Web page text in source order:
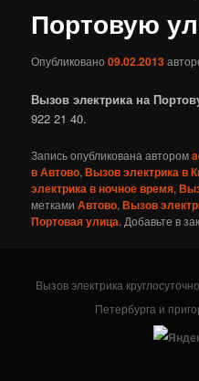
Портовую
Опубликовано09.02.2013
Вызов электрика на
922 21 40.
Запись опубликована автором
в Автово,Вызов электрика в
электрика в ночное время,
меткамиАвтово,Вызов
Портовая улица. Добавьте в
Вызов электрика
Петербурга и